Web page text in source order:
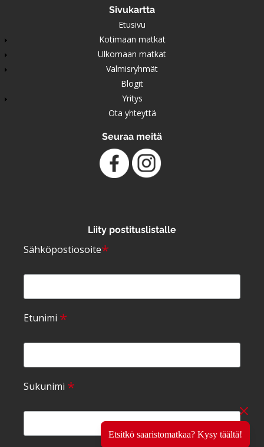
Etsitkö saaristomatkaa? Kysy täältä!
Sivukartta
Etusivu
Kotimaan matkat
Ulkomaan matkat
Valmisryhmät
Blogit
Yritys
Ota yhteyttä
Seuraa meitä
Liity postituslistalle
Sähköpostiosoite*
Etunimi *
Sukunimi *